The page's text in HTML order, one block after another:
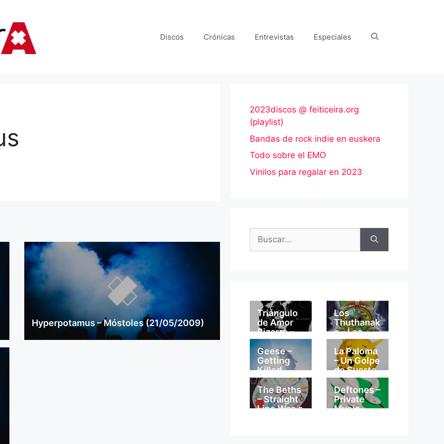
Discos Crónicas Entrevistas Especiales
Hyperpotamus – Móstoles (21/05/2009)
2023discos @ feiticeira.org
(playlist)
Bandas de rock indie en euskera
Todo sobre el EMO
Vinilos para regalar en 2023
Triángulo
de Amor
Bizarro –
Mi
Catedral
Los
Thuthanak
a – Los
Thuthanak
a
Geese –
Getting
Killed
La Paloma
– Un Golpe
de Suerte
The Beths
– Straight
Line Was a
Deftones –
Private
Music